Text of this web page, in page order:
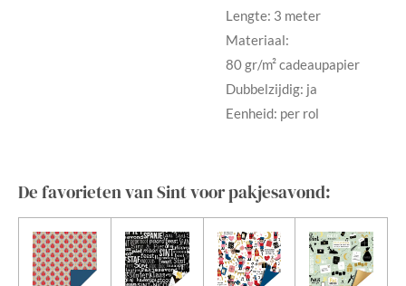
Lengte: 3 meter
Materiaal:
80 gr/m² cadeaupapier
Dubbelzijdig: ja
Eenheid: per rol
De favorieten van Sint voor pakjesavond: